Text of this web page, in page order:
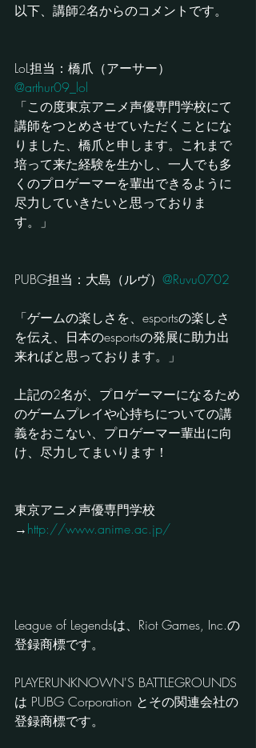
以下、講師2名からのコメントです。
LoL担当：橋爪（アーサー）
@arthur09_lol
「この度東京アニメ声優専門学校にて
講師をつとめさせていただくことにな
りました、橋爪と申します。これまで
培って来た経験を生かし、一人でも多
くのプロゲーマーを輩出できるように
尽力していきたいと思っておりま
す。」
PUBG担当：大島（ルヴ） @Ruvu0702
「ゲームの楽しさを、esportsの楽しさ
を伝え、日本のesportsの発展に助力出
来ればと思っております。」
上記の2名が、プロゲーマーになるため
のゲームプレイや心持ちについての講
義をおこない、プロゲーマー輩出に向
け、尽力してまいります！
東京アニメ声優専門学校
→http://www.anime.ac.jp/
League of Legendsは、Riot Games, Inc.の
登録商標です。
PLAYERUNKNOWN'S BATTLEGROUNDS
は PUBG Corporation とその関連会社の
登録商標です。